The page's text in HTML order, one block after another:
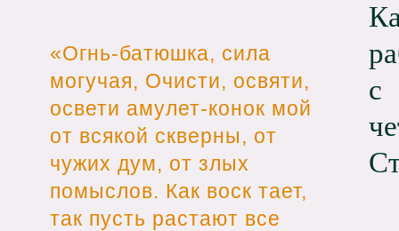
Огнь-батюшка, сила
могучая, Очисти, освяти,
освети амулет-конок мой
от всякой скверны, от
чужих дум, от злых
помыслов. Как воск тает,
так пусть растают все
с